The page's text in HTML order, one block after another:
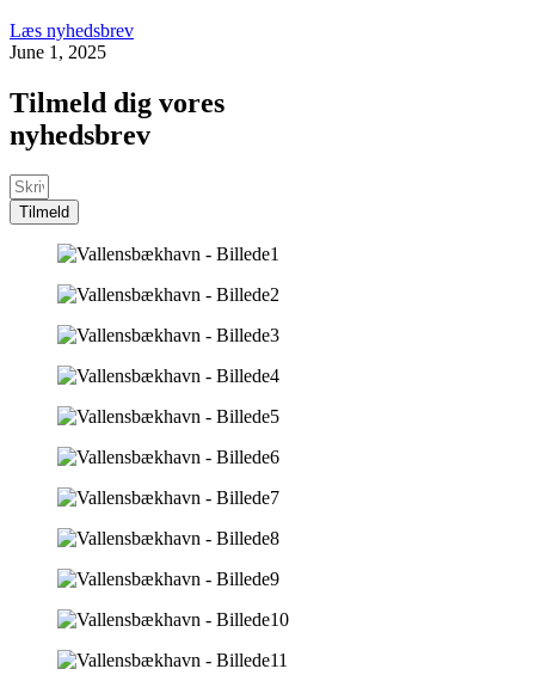
Læs nyhedsbrev
June 1, 2025
Tilmeld dig vores
nyhedsbrev
Tilmeld